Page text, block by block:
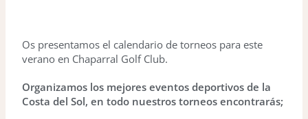
Os presentamos el calendario de torneos para este
verano en Chaparral Golf Club.
Organizamos los mejores eventos deportivos de la
Costa del Sol, en todo nuestros torneos encontrarás;